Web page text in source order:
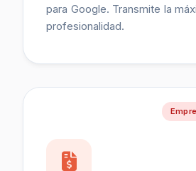
para Google. Transmite la
profesionalidad.